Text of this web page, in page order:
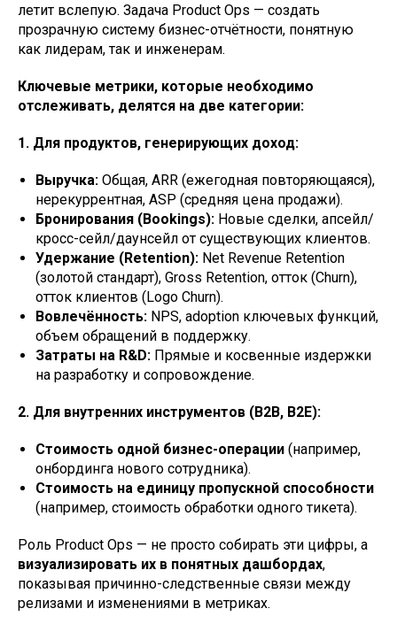
летит вслепую. Задача Product Ops — создать
прозрачную систему бизнес-отчётности, понятную
как лидерам, так и инженерам.
Ключевые метрики, которые необходимо
отслеживать, делятся на две категории:
1. Для продуктов, генерирующих доход:
Выручка: Общая, ARR (ежегодная повторяющаяся),
нерекуррентная, ASP (средняя цена продажи).
Бронирования (Bookings): Новые сделки, апсейл/
кросс-сейл/даунсейл от существующих клиентов.
Удержание (Retention): Net Revenue Retention
(золотой стандарт), Gross Retention, отток (Churn),
отток клиентов (Logo Churn).
Вовлечённость: NPS, adoption ключевых функций,
объем обращений в поддержку.
Затраты на R&D: Прямые и косвенные издержки
на разработку и сопровождение.
2. Для внутренних инструментов (B2B, B2E):
Стоимость одной бизнес-операции (например,
онбординга нового сотрудника).
Стоимость на единицу пропускной способности
(например, стоимость обработки одного тикета).
Роль Product Ops — не просто собирать эти цифры, а
визуализировать их в понятных дашбордах,
показывая причинно-следственные связи между
релизами и изменениями в метриках.